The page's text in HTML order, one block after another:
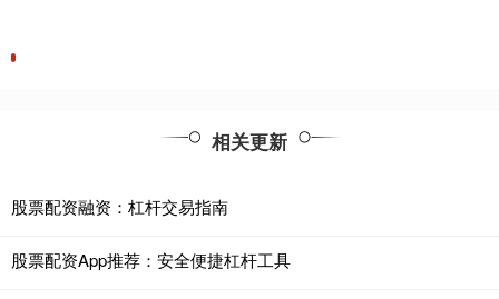
相关更新
股票配资融资：杠杆交易指南
股票配资App推荐：安全便捷杠杆工具